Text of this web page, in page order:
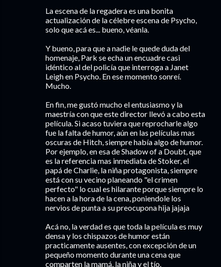
La escena de la regadera es una bonita
actualización de la célebre escena de Psycho,
solo que acá es... bueno, véanla.
Y bueno, para que a nadie le quede duda del
homenaje, Park se echa un encuadre casi
idéntico al del policía que interroga a Janet
Leigh en Psycho. En ese momento sonreí.
Mucho.
En fin, me gustó mucho el entusiasmo y la
maestría con que este director llevó a cabo esta
película. Si acaso tuviera que reprocharle algo
fue la falta de humor, aún en las películas mas
oscuras de Hitch, siempre había algo de humor.
Por ejemplo, en esa de Shadow of a Doubt, que
es la referencia mas inmediata de Stoker, el
papá de Charlie, la niña protagonista, siempre
está con su vecino planeando "el crimen
perfecto" lo cual es hilarante porque siempre lo
hacen a la hora de la cena, poniendole los
nervios de punta a su preocupona hija jajaja
Acá no, la verdad es que toda la película es muy
densa y los chispazos de humor están
practicamente ausentes, con excepción de un
pequeño momento durante una cena que
comparten la mamá, la niña y el tío.